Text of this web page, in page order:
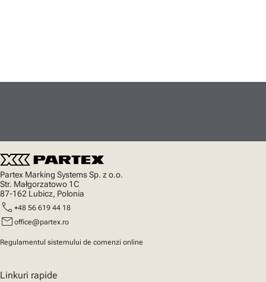
Partex Marking Systems Sp. z o.o.
Str. Małgorzatowo 1C
87-162 Lubicz, Polonia
call +48 56 619 44 18
mail office@partex.ro
Regulamentul sistemului de comenzi online
Linkuri rapide